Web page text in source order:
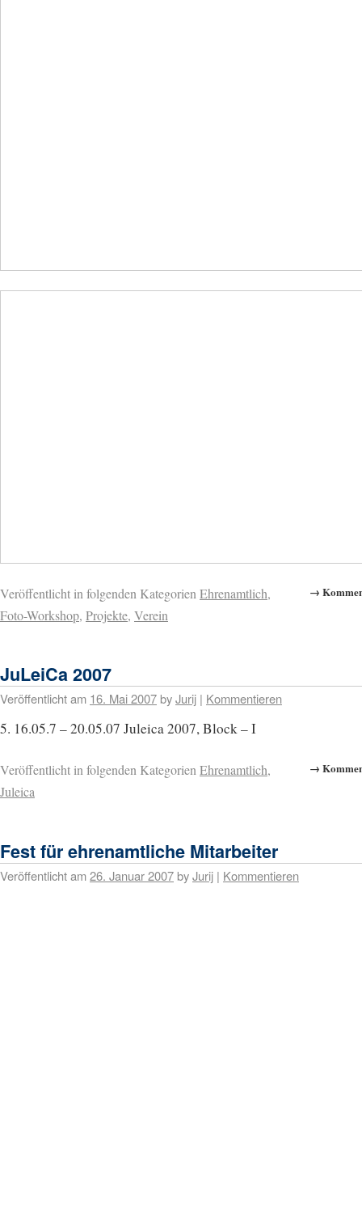
→
Veröffentlicht in folgenden KategorienEhrenamtlich,
Foto-Workshop, Projekte, Verein
JuLeiCa 2007
Veröffentlicht am 16. Mai 2007byJurij | Kommentieren
5. 16.05.7 – 20.05.07 Juleica 2007, Block – I
→
Veröffentlicht in folgenden KategorienEhrenamtlich,
Juleica
Fest für ehrenamtliche Mitarbeiter
Veröffentlicht am26. Januar 2007byJurij | Kommentieren